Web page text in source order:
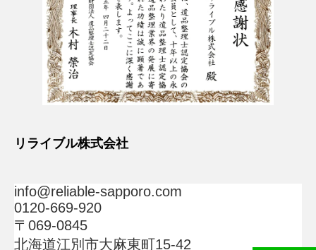
リライブル株式会社
info@reliable-sapporo.com
0120-669-920
〒069-0845
北海道江別市大麻東町15-42